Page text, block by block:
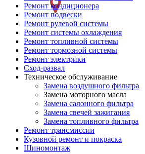
Ремонт кондиционера
Ремонт подвески
Ремонт рулевой системы
Ремонт системы охлаждения
Ремонт топливной системы
Ремонт тормозной системы
Ремонт электрики
Сход-развал
Техническое обслуживание
Замена воздушного фильтра
Замена моторного масла
Замена салонного фильтра
Замена свечей зажигания
Замена топливного фильтра
Ремонт трансмиссии
Кузовной ремонт и покраска
Шиномонтаж